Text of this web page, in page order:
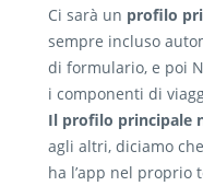
Ci sarà un profilo
sempre incluso
di formulario, e poi
i componenti di
Il profilo principale
agli altri, diciamo
ha l’app nel proprio